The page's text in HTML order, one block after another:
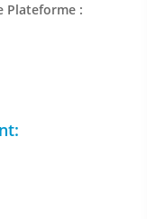
Plateforme :